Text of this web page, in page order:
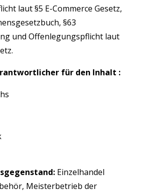
laut §5 E-Commerce Gesetz,
§63
und Offenlegungspflicht laut
für den Inhalt :
Einzelhandel
Meisterbetrieb der